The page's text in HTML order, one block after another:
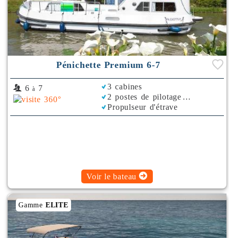
Pénichette Premium 6-7
6 à 7
3 cabines
2 postes de pilotage
Propulseur d'étrave
Voir le bateau
Gamme ELITE